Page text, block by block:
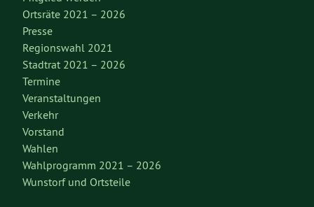
Ortsräte 2021 – 2026
Presse
Regionswahl 2021
Stadtrat 2021 – 2026
Termine
Veranstaltungen
Verkehr
Vorstand
Wahlen
Wahlprogramm 2021 – 2026
Wunstorf und Ortsteile